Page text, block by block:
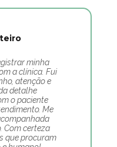
minha
a clínica. Fui
atenção e
detalhe
o paciente
Me
Com certeza
que procuram